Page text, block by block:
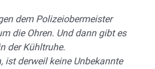
dem Polizeiobermeister
die Ohren. Und dann gibt es
der Kühltruhe.
ist derweil keine Unbekannte